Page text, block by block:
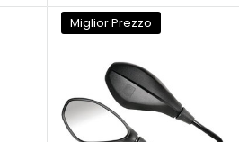
Miglior Prezzo